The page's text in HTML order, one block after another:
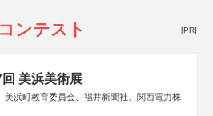
ンテスト [PR]
美浜美術展
美浜町教育委員会、福井新聞社、関西電力株